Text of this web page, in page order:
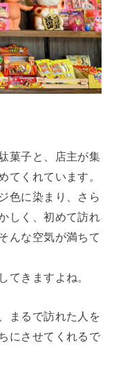
菓子と、店主が集
てくれています。
色に染まり、さら
しく、初めて訪れ
んな空気が満ちて
てきますよね。
まるで訪れた人を
にさせてくれるで